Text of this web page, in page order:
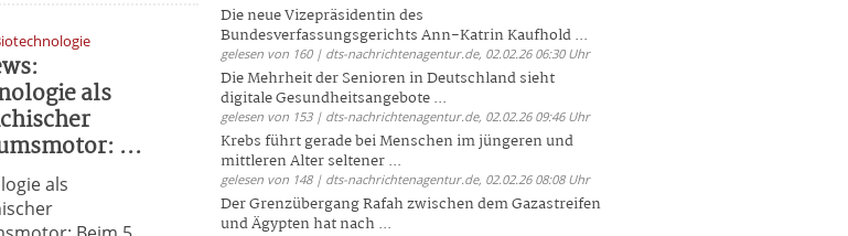
als
...
als
Die neue Vizepräsidentin des
Bundesverfassungsgerichts Ann-Katrin Kaufhold ...
gelesen von 160 | dts-nachrichtenagentur.de, 02.02.26 06:30 Uhr
Die Mehrheit der Senioren in Deutschland sieht
digitale Gesundheitsangebote ...
gelesen von 153 | dts-nachrichtenagentur.de, 02.02.26 09:46 Uhr
Krebs führt gerade bei Menschen im jüngeren und
mittleren Alter seltener ...
gelesen von 148 | dts-nachrichtenagentur.de, 02.02.26 08:08 Uhr
Der Grenzübergang Rafah zwischen dem Gazastreifen
und Ägypten hat nach ...